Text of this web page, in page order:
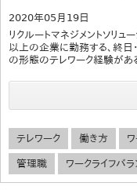
2020年05月19日
リクルートマネジメントソリ
以上の企業に勤務する、終日
の形態のテレワーク経験が
テレワーク 働き方
管理職 ワークライフバラ